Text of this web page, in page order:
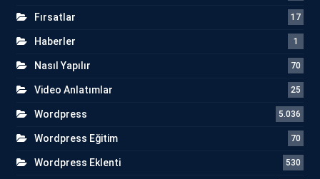
Fırsatlar 17
Haberler 1
Nasıl Yapılır 70
Video Anlatımlar 25
Wordpress 5.036
Wordpress Eğitim 70
Wordpress Eklenti 530